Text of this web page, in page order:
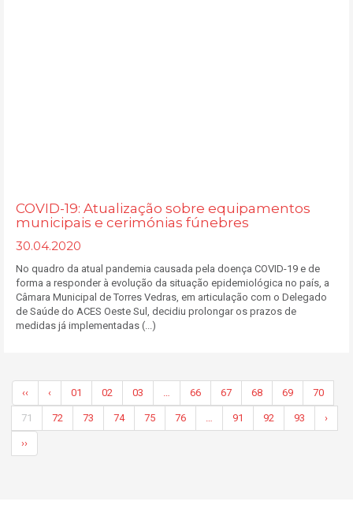
COVID-19: Atualização sobre equipamentos
municipais e cerimónias fúnebres
30.04.2020
No quadro da atual pandemia causada pela doença COVID-19 e de
forma a responder à evolução da situação epidemiológica no país, a
Câmara Municipal de Torres Vedras, em articulação com o Delegado
de Saúde do ACES Oeste Sul, decidiu prolongar os prazos de
medidas já implementadas (...)
‹‹ ‹ 01 02 03 … 66 67 68 69 70
71 72 73 74 75 76 … 91 92 93 ›
››